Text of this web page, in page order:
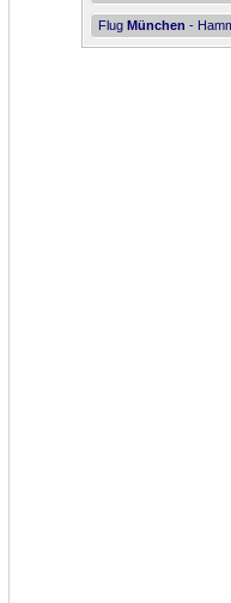
Flug München -